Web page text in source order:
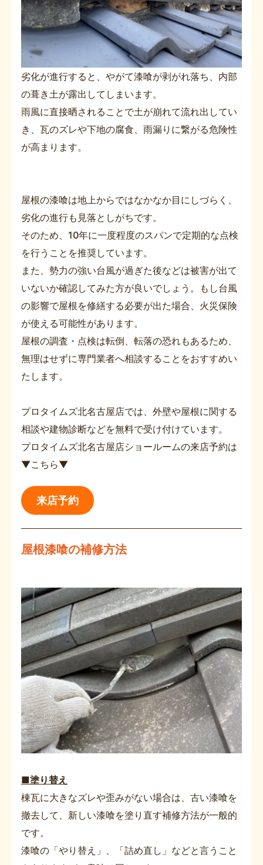
劣化が進行すると、やがて漆喰が剥がれ落ち、内部
の葺き土が露出してしまいます。
雨風に直接晒されることで土が崩れて流れ出してい
き、瓦のズレや下地の腐食、雨漏りに繋がる危険性
が高まります。
屋根の漆喰は地上からではなかなか目にしづらく、
劣化の進行も見落としがちです。
そのため、10年に一度程度のスパンで定期的な点検
を行うことを推奨しています。
また、勢力の強い台風が過ぎた後などは被害が出て
いないか確認してみた方が良いでしょう。もし台風
の影響で屋根を修繕する必要が出た場合、火災保険
が使える可能性があります。
屋根の調査・点検は転倒、転落の恐れもあるため、
無理はせずに専門業者へ相談することをおすすめい
たします。
プロタイムズ北名古屋店では、外壁や屋根に関する
相談や建物診断などを無料で受け付けています。
プロタイムズ北名古屋店ショールームの来店予約は
▼こちら▼
来店予約
屋根漆喰の補修方法
■塗り替え
棟瓦に大きなズレや歪みがない場合は、古い漆喰を
撤去して、新しい漆喰を塗り直す補修方法が一般的
です。
漆喰の「やり替え」、「詰め直し」などと言うこと